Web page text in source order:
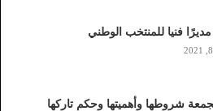
فنيا للمنتخب الوطني
شروطها وأهميتها وحكم تاركها